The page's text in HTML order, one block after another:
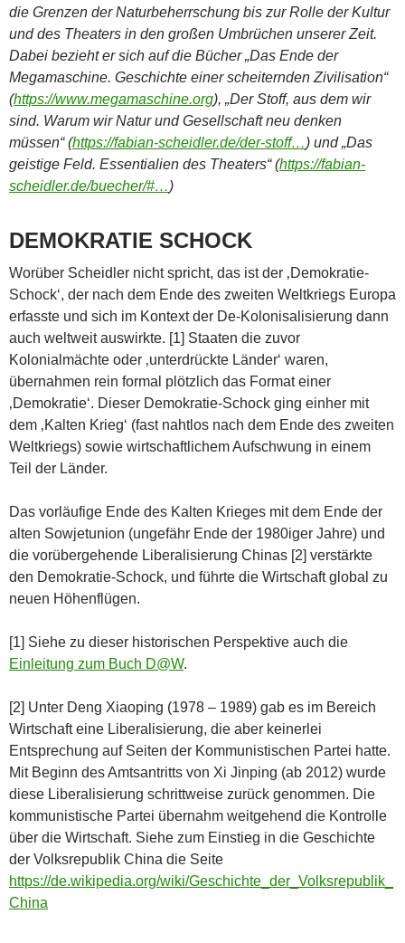
die Grenzen der Naturbeherrschung bis zur Rolle der Kultur
und des Theaters in den großen Umbrüchen unserer Zeit.
Dabei bezieht er sich auf die Bücher „Das Ende der
Megamaschine. Geschichte einer scheiternden Zivilisation“
(https://www.megamaschine.org), „Der Stoff, aus dem wir
sind. Warum wir Natur und Gesellschaft neu denken
müssen“ (https://fabian-scheidler.de/der-stoff…) und „Das
geistige Feld. Essentialien des Theaters“ (https://fabian-
scheidler.de/buecher/#…)
DEMOKRATIE SCHOCK
Worüber Scheidler nicht spricht, das ist der ‚Demokratie-
Schock‘, der nach dem Ende des zweiten Weltkriegs Europa
erfasste und sich im Kontext der De-Kolonisalisierung dann
auch weltweit auswirkte. [1] Staaten die zuvor
Kolonialmächte oder ‚unterdrückte Länder‘ waren,
übernahmen rein formal plötzlich das Format einer
‚Demokratie‘. Dieser Demokratie-Schock ging einher mit
dem ‚Kalten Krieg‘ (fast nahtlos nach dem Ende des zweiten
Weltkriegs) sowie wirtschaftlichem Aufschwung in einem
Teil der Länder.
Das vorläufige Ende des Kalten Krieges mit dem Ende der
alten Sowjetunion (ungefähr Ende der 1980iger Jahre) und
die vorübergehende Liberalisierung Chinas [2] verstärkte
den Demokratie-Schock, und führte die Wirtschaft global zu
neuen Höhenflügen.
[1] Siehe zu dieser historischen Perspektive auch die
Einleitung zum Buch D@W.
[2] Unter Deng Xiaoping (1978 – 1989) gab es im Bereich
Wirtschaft eine Liberalisierung, die aber keinerlei
Entsprechung auf Seiten der Kommunistischen Partei hatte.
Mit Beginn des Amtsantritts von Xi Jinping (ab 2012) wurde
diese Liberalisierung schrittweise zurück genommen. Die
kommunistische Partei übernahm weitgehend die Kontrolle
über die Wirtschaft. Siehe zum Einstieg in die Geschichte
der Volksrepublik China die Seite
https://de.wikipedia.org/wiki/Geschichte_der_Volksrepublik_
China